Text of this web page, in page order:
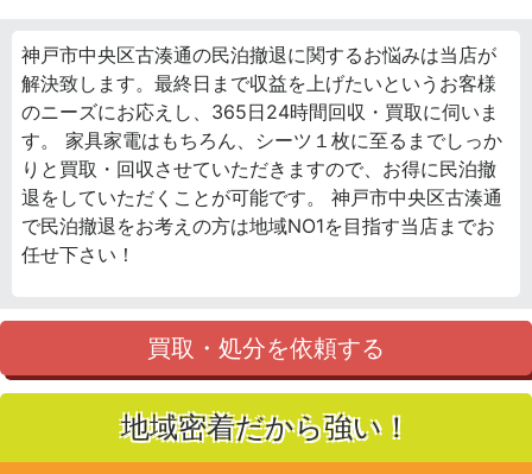
神戸市中央区古湊通の民泊撤退に関するお悩みは当店が
解決致します。最終日まで収益を上げたいというお客様
のニーズにお応えし、365日24時間回収・買取に伺いま
す。 家具家電はもちろん、シーツ１枚に至るまでしっか
りと買取・回収させていただきますので、お得に民泊撤
退をしていただくことが可能です。 神戸市中央区古湊通
で民泊撤退をお考えの方は地域NO1を目指す当店までお
任せ下さい！
買取・処分を依頼する
地域密着だから強い！